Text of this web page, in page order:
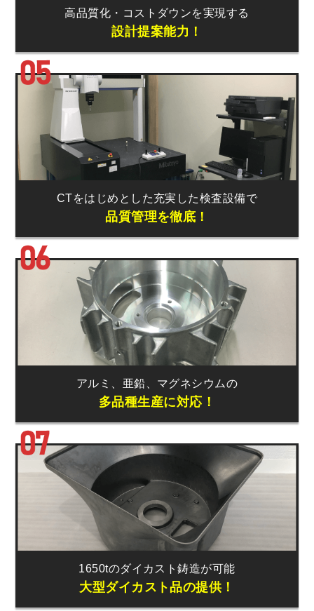
高品質化 ・ コストダウンを実現する
設計提案能力！
CTをはじめとした充実した検査設備で
品質管理を徹底！
アルミ、 亜鉛、 マグネシウムの
多品種生産に対応！
1650tのダイカスト鋳造が可能
大型ダイカスト品の提供！